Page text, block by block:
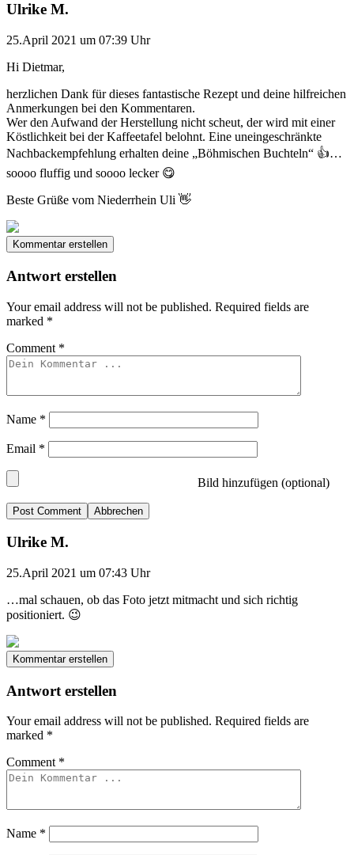
Ulrike M.
25.April 2021 um 07:39 Uhr
Hi Dietmar,
herzlichen Dank für dieses fantastische Rezept und deine hilfreichen
Anmerkungen bei den Kommentaren.
Wer den Aufwand der Herstellung nicht scheut, der wird mit einer
Köstlichkeit bei der Kaffeetafel belohnt. Eine uneingeschränkte
Nachbackempfehlung erhalten deine „Böhmischen Buchteln“ 👍…
soooo fluffig und soooo lecker 😋
Beste Grüße vom Niederrhein Uli 👋
Kommentar erstellen
Antwort erstellen
Your email address will not be published. Required fields are
marked *
Comment *
Name *
Email *
Bild hinzufügen (optional)
Abbrechen
Ulrike M.
25.April 2021 um 07:43 Uhr
…mal schauen, ob das Foto jetzt mitmacht und sich richtig
positioniert. 😉
Kommentar erstellen
Antwort erstellen
Your email address will not be published. Required fields are
marked *
Comment *
Name *